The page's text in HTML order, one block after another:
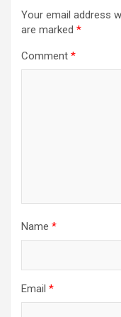
Your email address
are marked *
Comment *
Name *
Email *